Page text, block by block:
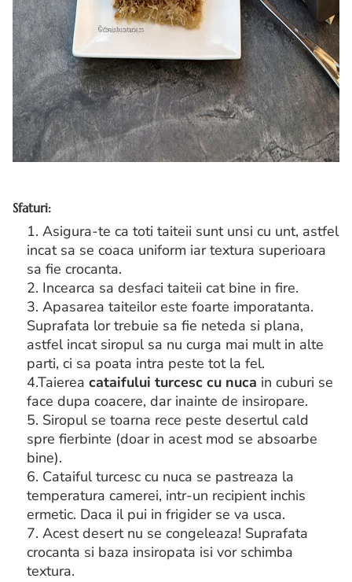
Sfaturi:
1. Asigura-te ca toti taiteii sunt unsi cu unt, astfel
incat sa se coaca uniform iar textura superioara
sa fie crocanta.
2. Incearca sa desfaci taiteii cat bine in fire.
3. Apasarea taiteilor este foarte imporatanta.
Suprafata lor trebuie sa fie neteda si plana,
astfel incat siropul sa nu curga mai mult in alte
parti, ci sa poata intra peste tot la fel.
4.Taierea cataifului turcesc cu nuca in cuburi se
face dupa coacere, dar inainte de insiropare.
5. Siropul se toarna rece peste desertul cald
spre fierbinte (doar in acest mod se absoarbe
bine).
6. Cataiful turcesc cu nuca se pastreaza la
temperatura camerei, intr-un recipient inchis
ermetic. Daca il pui in frigider se va usca.
7. Acest desert nu se congeleaza! Suprafata
crocanta si baza insiropata isi vor schimba
textura.